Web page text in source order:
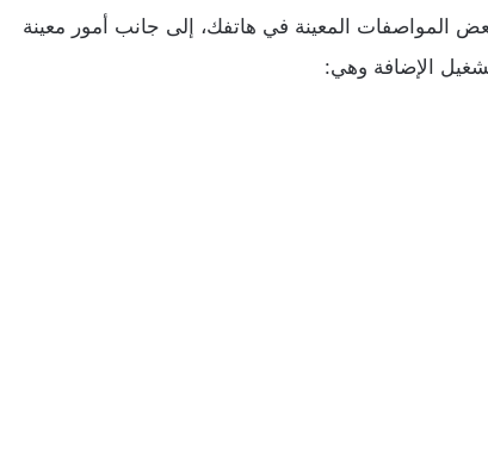
المواصفات المعينة في هاتفك، إلى جانب أمور معينة
الإضافة وهي: